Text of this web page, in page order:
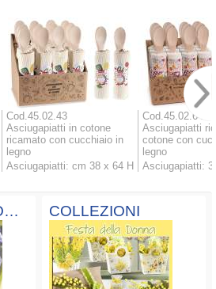
Cod.45.02.43
Asciugapiatti in cotone
ricamato con cucchiaio in
legno
Asciugapiatti: cm 38 x 64 H
Cod.45.02.64
Asciugapiatti
cotone con
legno
Asciugapiatti:
MACRO CATEGORIE COLLEZIONI